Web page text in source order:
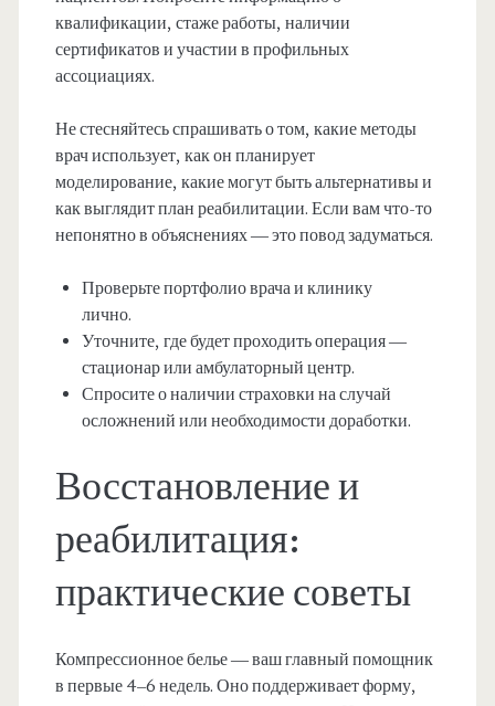
квалификации, стаже работы, наличии
сертификатов и участии в профильных
ассоциациях.
Не стесняйтесь спрашивать о том, какие методы
врач использует, как он планирует
моделирование, какие могут быть альтернативы и
как выглядит план реабилитации. Если вам что-то
непонятно в объяснениях — это повод задуматься.
Проверьте портфолио врача и клинику
лично.
Уточните, где будет проходить операция —
стационар или амбулаторный центр.
Спросите о наличии страховки на случай
осложнений или необходимости доработки.
Восстановление и
реабилитация:
практические советы
Компрессионное белье — ваш главный помощник
в первые 4–6 недель. Оно поддерживает форму,